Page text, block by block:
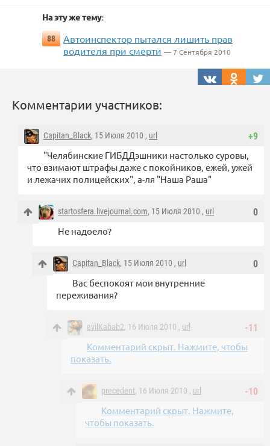
На эту же тему:
88
Автоинспектор пытался лишить прав
водителя при смерти — 7 Сентября 2010
Комментарии участников:
+9
Capitan_Black, 15 Июля 2010 , url
"Челябинские ГИБДДэшники настолько суровы,
что взимают штрафы даже с покойников, ежей, ужей
и лежачих полицейских", а-ля "Наша Раша"
0
startosfera.livejournal.com, 15 Июля 2010 , url
Не надоело?
0
Capitan_Black, 15 Июля 2010 , url
Вас беспокоят мои внутренние
переживания?
-11
evilKabab2, 16 Июля 2010 , url
Комментарий скрыт. Нажмите, чтобы
показать.
-10
precedent, 16 Июля 2010 , url
Комментарий скрыт. Нажмите,
чтобы показать.